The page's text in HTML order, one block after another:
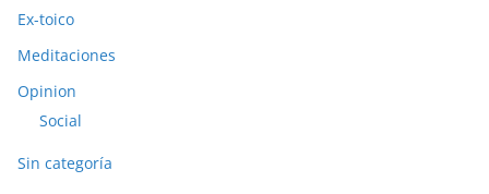
Ex-toico
Meditaciones
Opinion
Social
Sin categoría